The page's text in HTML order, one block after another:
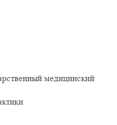
медицинский